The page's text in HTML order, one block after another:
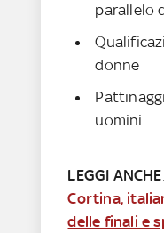
parallelo
donne
uomini
LEGGI ANCHE
Cortina,
delle finali e